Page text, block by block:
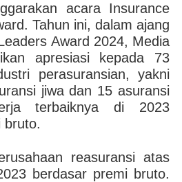
acara Insurance
Tahun ini, dalam ajang
Award 2024, Media
apresiasi kepada 73
perasuransian, yakni
jiwa dan 15 asuransi
terbaiknya di 2023
bruto.
reasuransi atas
berdasar premi bruto.